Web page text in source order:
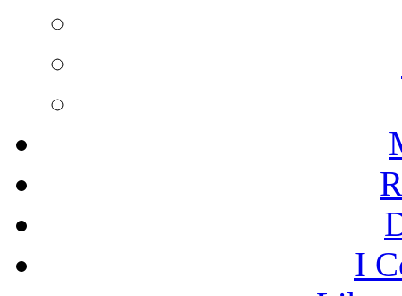
I